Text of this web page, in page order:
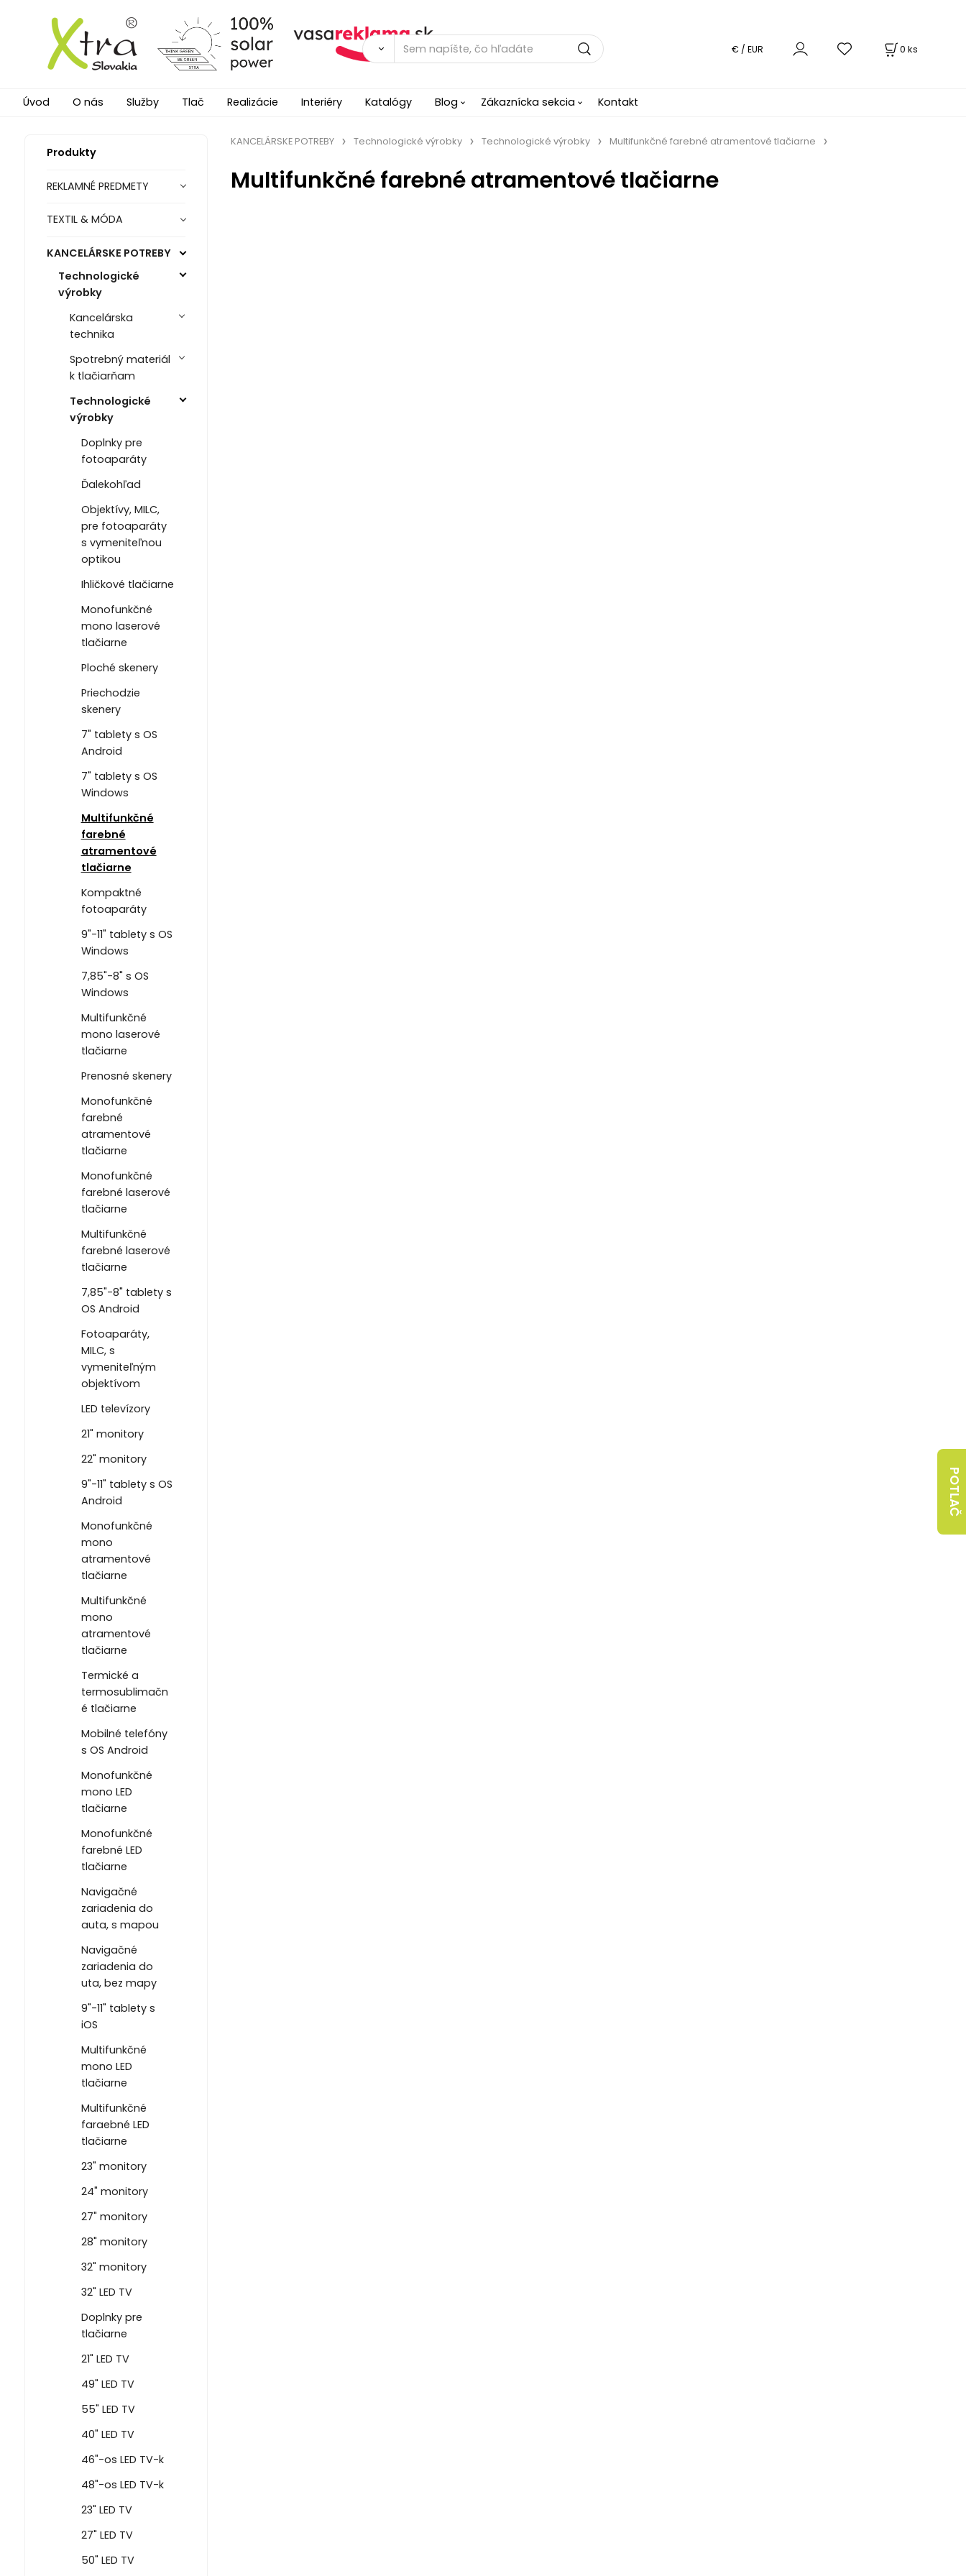
0 ks
€ / EUR
Úvod O nás Služby Tlač Realizácie Interiéry Katalógy Blog Zákaznícka sekcia Kontakt
Produkty
REKLAMNÉ PREDMETY
TEXTIL & MÓDA
KANCELÁRSKE POTREBY
Technologické
výrobky
Kancelárska
technika
Spotrebný materiál
k tlačiarňam
Technologické
výrobky
Doplnky pre
fotoaparáty
Ďalekohľad
Objektívy, MILC,
pre fotoaparáty
s vymeniteľnou
optikou
Ihličkové tlačiarne
Monofunkčné
mono laserové
tlačiarne
Ploché skenery
Priechodzie
skenery
7" tablety s OS
Android
7" tablety s OS
Windows
Multifunkčné
farebné
atramentové
tlačiarne
Kompaktné
fotoaparáty
9"-11" tablety s OS
Windows
7,85"-8" s OS
Windows
Multifunkčné
mono laserové
tlačiarne
Prenosné skenery
Monofunkčné
farebné
atramentové
tlačiarne
Monofunkčné
farebné laserové
tlačiarne
Multifunkčné
farebné laserové
tlačiarne
7,85"-8" tablety s
OS Android
Fotoaparáty,
MILC, s
vymeniteľným
objektívom
LED televízory
21" monitory
22" monitory
9"-11" tablety s OS
Android
Monofunkčné
mono
atramentové
tlačiarne
Multifunkčné
mono
atramentové
tlačiarne
Termické a
termosublimačn
é tlačiarne
Mobilné telefóny
s OS Android
Monofunkčné
mono LED
tlačiarne
Monofunkčné
farebné LED
tlačiarne
Navigačné
zariadenia do
auta, s mapou
Navigačné
zariadenia do
uta, bez mapy
9"-11" tablety s
iOS
Multifunkčné
mono LED
tlačiarne
Multifunkčné
faraebné LED
tlačiarne
23" monitory
24" monitory
27" monitory
28" monitory
32" monitory
32" LED TV
Doplnky pre
tlačiarne
21" LED TV
49" LED TV
55" LED TV
40" LED TV
46"-os LED TV-k
48"-os LED TV-k
23" LED TV
27" LED TV
50" LED TV
KANCELÁRSKE POTREBY Technologické výrobky Technologické výrobky Multifunkčné farebné atramentové tlačiarne
Multifunkčné farebné atramentové tlačiarne
POTLAČ